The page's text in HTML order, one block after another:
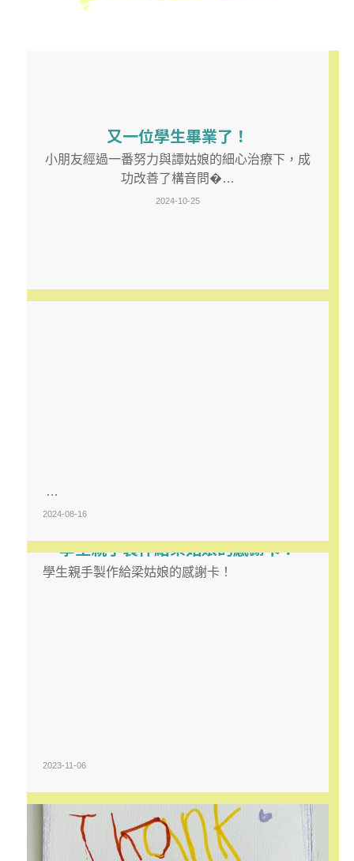
又一位學生畢業了！
小朋友經過一番努力與譚姑娘的細心治療下，成
功改善了構音問�…
2024-10-25
…
2024-08-16
學生親手製作給梁姑娘的感謝卡！
學生親手製作給梁姑娘的感謝卡！
2023-11-06